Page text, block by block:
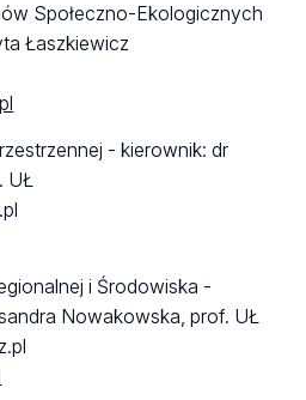
Społeczno-Ekologicznych
Łaszkiewicz
- kierownik: dr
UŁ
i Środowiska -
Nowakowska, prof. UŁ